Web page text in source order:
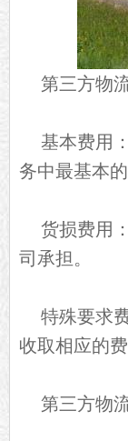
第三方物
基本费用
务中最基本的
货损费用
司承担。
特殊要求
收取相应的费
第三方物